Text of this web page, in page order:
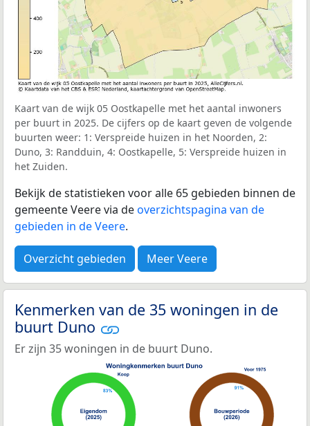
Kaart van de wijk 05 Oostkapelle met het aantal inwoners
per buurt in 2025. De cijfers op de kaart geven de volgende
buurten weer: 1: Verspreide huizen in het Noorden, 2:
Duno, 3: Randduin, 4: Oostkapelle, 5: Verspreide huizen in
het Zuiden.
Bekijk de statistieken voor alle 65 gebieden binnen de
gemeente Veere via deoverzichtspagina van de
gebieden in de Veere.
Overzicht gebieden Meer Veere
Kenmerken van de 35 woningen in de
buurt Duno
Er zijn 35 woningen in de buurt Duno.